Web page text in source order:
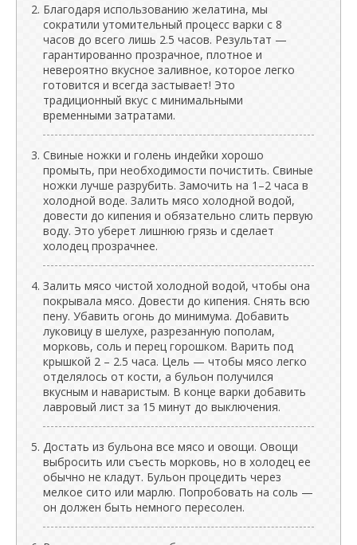
Благодаря использованию желатина, мы
сократили утомительный процесс варки с 8
часов до всего лишь 2.5 часов. Результат —
гарантированно прозрачное, плотное и
невероятно вкусное заливное, которое легко
готовится и всегда застывает! Это
традиционный вкус с минимальными
временными затратами.
Свиные ножки и голень индейки хорошо
промыть, при необходимости почистить. Свиные
ножки лучше разрубить. Замочить на 1–2 часа в
холодной воде. Залить мясо холодной водой,
довести до кипения и обязательно слить первую
воду. Это уберет лишнюю грязь и сделает
холодец прозрачнее.
Залить мясо чистой холодной водой, чтобы она
покрывала мясо. Довести до кипения. Снять всю
пену. Убавить огонь до минимума. Добавить
луковицу в шелухе, разрезанную пополам,
морковь, соль и перец горошком. Варить под
крышкой 2 – 2.5 часа. Цель — чтобы мясо легко
отделялось от кости, а бульон получился
вкусным и наваристым. В конце варки добавить
лавровый лист за 15 минут до выключения.
Достать из бульона все мясо и овощи. Овощи
выбросить или съесть морковь, но в холодец ее
обычно не кладут. Бульон процедить через
мелкое сито или марлю. Попробовать на соль —
он должен быть немного пересолен.